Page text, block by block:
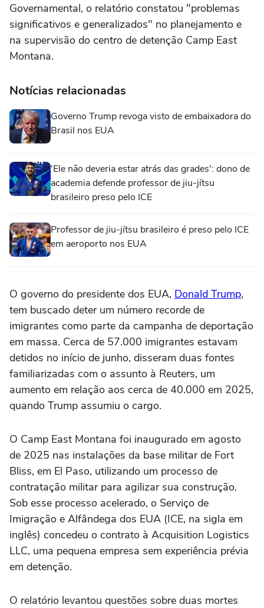
Governamental, o relatório constatou "problemas
significativos e generalizados" no planejamento e
na supervisão do centro de detenção Camp ‌East
Montana.
Notícias relacionadas
Governo Trump revoga visto de embaixadora do
Brasil nos EUA
'Ele não deveria estar atrás das grades': dono de
academia defende professor de jiu-jítsu
brasileiro preso pelo ICE
Professor de jiu-jítsu brasileiro é preso pelo ICE
em aeroporto nos EUA
O governo do presidente dos EUA, ‌ Donald Trump,
tem buscado deter um número recorde de
imigrantes ⁠como parte da campanha de deportação
em massa. Cerca de 57.000 imigrantes estavam
detidos no início de junho, disseram duas fontes
familiarizadas com o assunto à Reuters, um
aumento em relação aos cerca de 40.000 em 2025,
quando Trump assumiu o cargo.
O Camp East ‌Montana foi inaugurado em agosto
de 2025 nas instalações da base ‌militar de Fort
Bliss, ⁠em El Paso, ⁠utilizando um processo de
contratação militar para agilizar sua construção.
Sob esse ⁠processo acelerado, o Serviço de
‌Imigração e Alfândega dos EUA (ICE, ‌na sigla em
inglês) concedeu o contrato à Acquisition Logistics
LLC, uma pequena empresa sem experiência prévia
em detenção.
O relatório levantou questões sobre duas mortes